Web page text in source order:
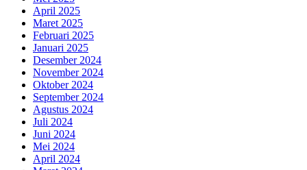
April 2025
Maret 2025
Februari 2025
Januari 2025
Desember 2024
November 2024
Oktober 2024
September 2024
Agustus 2024
Juli 2024
Juni 2024
Mei 2024
April 2024